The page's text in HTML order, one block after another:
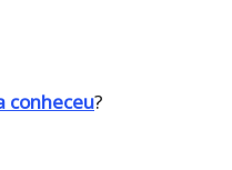
conheceu?